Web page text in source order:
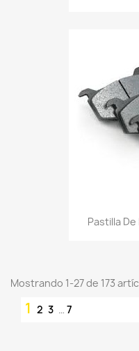
Pastilla
Mostrando 1-27 de 173
1 2 3 … 7